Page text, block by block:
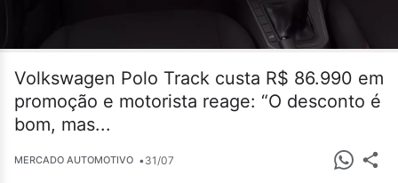
Volkswagen Polo Track custa R$ 86.990 em
promoção e motorista reage: “O desconto é
bom, mas...
MERCADO AUTOMOTIVO •31/07